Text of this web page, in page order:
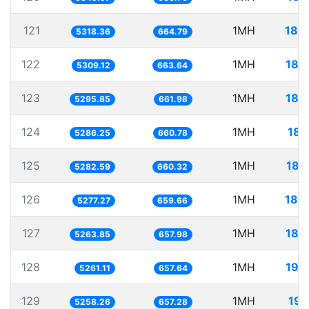
121 5318.36 664.79 1MH
122 5309.12 663.64 1MH
123 5295.85 661.98 1MH
124 5286.25 660.78 1MH
125 5282.59 660.32 1MH
126 5277.27 659.66 1MH
127 5263.85 657.98 1MH
128 5261.11 657.64 1MH
129 5258.26 657.28 1MH